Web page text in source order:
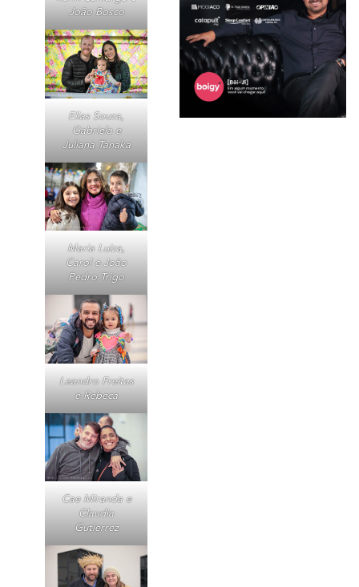
João Bosco
Elias Souza,
Gabriela e
Juliana Tanaka
Maria Luiza,
Carol e João
Pedro Trigo
Leandro Freitas
e Rebeca
Cae Miranda e
Claudia
Gutierrez